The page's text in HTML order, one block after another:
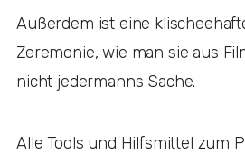
Außerdem ist eine
Zeremonie, wie man sie aus
nicht jedermanns Sache.
Alle Tools und Hilfsmittel zum